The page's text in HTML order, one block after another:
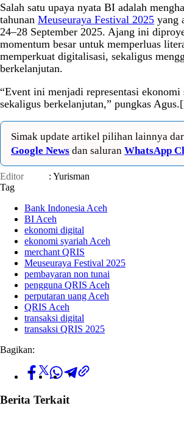
Salah satu upaya nyata BI adalah
tahunan Meuseuraya Festival 2025 yang
24–28 September 2025. Ajang ini
momentum besar untuk memperluas
memperkuat digitalisasi, sekaligus
berkelanjutan.
“Event ini menjadi representasi
sekaligus berkelanjutan,” pungkas
Simak update artikel pilihan lainnya
Google News dan saluran WhatsApp
Editor
: Yurisman
Tag
Bank Indonesia Aceh
BI Aceh
ekonomi digital
ekonomi syariah Aceh
merchant QRIS
Meuseuraya Festival 2025
pembayaran non tunai
pengguna QRIS Aceh
perputaran uang Aceh
QRIS Aceh
transaksi digital
transaksi QRIS 2025
Bagikan:
Berita Terkait